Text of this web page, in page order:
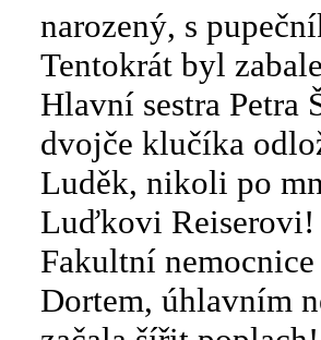
narozený, s
Tentokrát byl
Hlavní sestra Petra
dvojče klučíka
Luděk, nikoli po
Luďkovi Reiserovi!
Fakultní
Dortem, úhlavním